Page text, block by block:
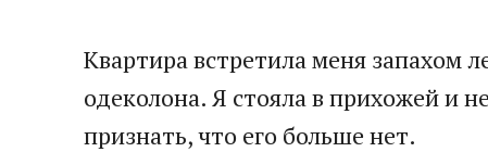
Квартира встретила меня запахом
одеколона. Я стояла в прихожей и
признать, что его больше нет.